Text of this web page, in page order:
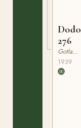
Dodo
276
Gotlandsruss
1939